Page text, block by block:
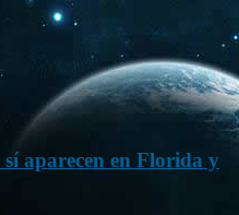
aparecen en Florida y